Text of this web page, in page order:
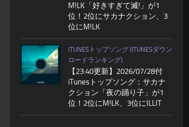
M!LK「好きすぎて滅!」が1
位！2位にサカナクション、3
位にM!LK
ITUNESトップソング (ITUNESダウン
ロードランキング)
【23:40更新】2026/07/28付
iTunesトップソング：サカナ
クション「夜の踊り子」が1
位！2位にM!LK、3位にILLIT